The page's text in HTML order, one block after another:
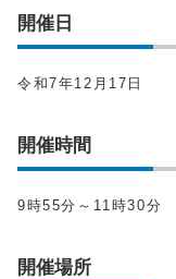
開催日
令和7年12月17日
開催時間
9時55分～11時30分
開催場所